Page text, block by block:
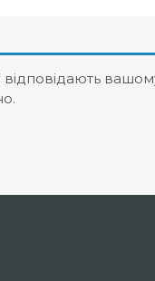
відповідають